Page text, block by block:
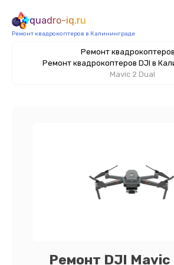
quadro-iq.ru
Ремонт квадрокоптеров в Калининграде
Ремонт квадрокоптеров
Ремонт квадрокоптеров DJI в
Mavic 2 Dual
Ремонт DJI Mavic